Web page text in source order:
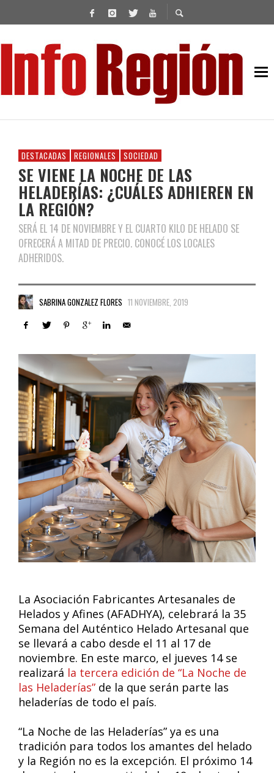
DESTACADAS REGIONALES SOCIEDAD
SE VIENE LA NOCHE DE LAS
HELADERÍAS: ¿CUÁLES ADHIEREN EN
LA REGIÓN?
SERÁ EL 14 DE NOVIEMBRE Y EL CUARTO KILO DE HELADO SE
OFRECERÁ A MITAD DE PRECIO. CONOCÉ LOS LOCALES
ADHERIDOS.
SABRINA GONZALEZ FLORES 11 NOVIEMBRE, 2019
La Asociación Fabricantes Artesanales de
Helados y Afines (AFADHYA), celebrará la 35
Semana del Auténtico Helado Artesanal que
se llevará a cabo desde el 11 al 17 de
noviembre. En este marco, el jueves 14 se
realizará la tercera edición de “La Noche de
las Heladerías” de la que serán parte las
heladerías de todo el país.
“La Noche de las Heladerías” ya es una
tradición para todos los amantes del helado
y la Región no es la excepción. El próximo 14